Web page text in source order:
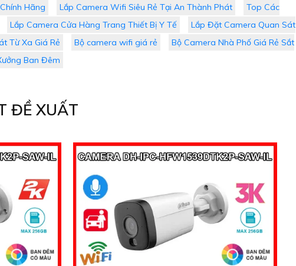
Hãng Lắp Camera Wifi Siêu Rẻ Tại An Thành Phát
Top Các
Lắp Camera Cửa Hàng Trang Thiết Bị Y Tế
Lắp Đặt Camera Quan Sát
Từ Xa Giá Rẻ Bộ camera wifi giá rẻ
Bộ Camera Nhà Phố Giá Rẻ Sắt
Ban Đêm
ĐỀ XUẤT